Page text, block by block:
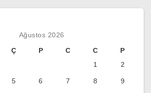
Ağustos 2026
Ç P C C
P
1
2
5 6 7 8 9